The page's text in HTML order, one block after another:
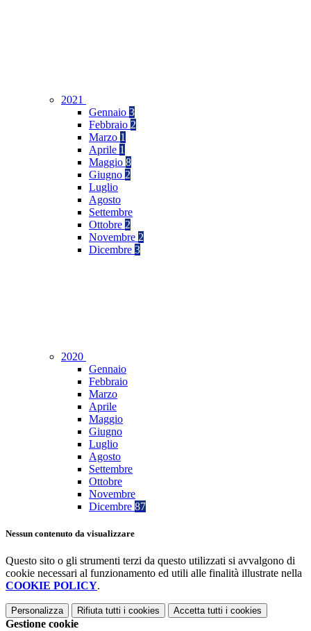
2021
Gennaio 3
Febbraio 2
Marzo 1
Aprile 1
Maggio 8
Giugno 2
Luglio
Agosto
Settembre
Ottobre 2
Novembre 2
Dicembre 3
2020
Gennaio
Febbraio
Marzo
Aprile
Maggio
Giugno
Luglio
Agosto
Settembre
Ottobre
Novembre
Dicembre 87
Nessun contenuto da visualizzare
Questo sito o gli strumenti terzi da questo utilizzati si avvalgono di
cookie necessari al funzionamento ed utili alle finalità illustrate nella
COOKIE POLICY.
Personalizza Rifiuta tutti i cookies Accetta tutti i cookies
Gestione cookie